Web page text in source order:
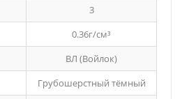
3
0.36г/см³
ВЛ (Войлок)
Грубошерстный тёмный